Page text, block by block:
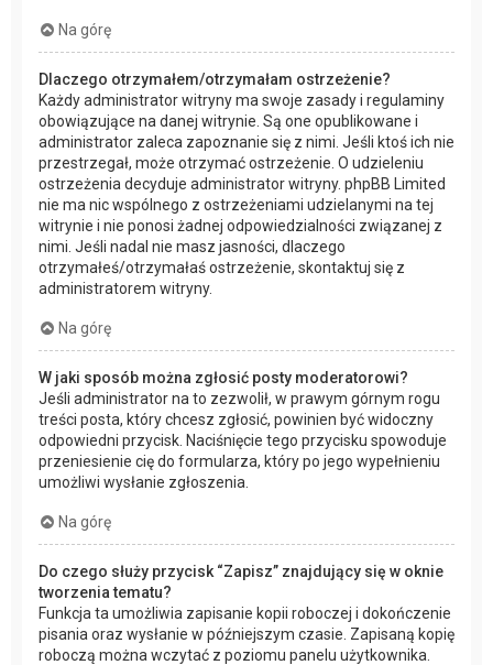
Na górę
Dlaczego otrzymałem/otrzymałam ostrzeżenie?
Każdy administrator witryny ma swoje zasady i regulaminy
obowiązujące na danej witrynie. Są one opublikowane i
administrator zaleca zapoznanie się z nimi. Jeśli ktoś ich nie
przestrzegał, może otrzymać ostrzeżenie. O udzieleniu
ostrzeżenia decyduje administrator witryny. phpBB Limited
nie ma nic wspólnego z ostrzeżeniami udzielanymi na tej
witrynie i nie ponosi żadnej odpowiedzialności związanej z
nimi. Jeśli nadal nie masz jasności, dlaczego
otrzymałeś/otrzymałaś ostrzeżenie, skontaktuj się z
administratorem witryny.
Na górę
W jaki sposób można zgłosić posty moderatorowi?
Jeśli administrator na to zezwolił, w prawym górnym rogu
treści posta, który chcesz zgłosić, powinien być widoczny
odpowiedni przycisk. Naciśnięcie tego przycisku spowoduje
przeniesienie cię do formularza, który po jego wypełnieniu
umożliwi wysłanie zgłoszenia.
Na górę
Do czego służy przycisk “Zapisz” znajdujący się w oknie
tworzenia tematu?
Funkcja ta umożliwia zapisanie kopii roboczej i dokończenie
pisania oraz wysłanie w późniejszym czasie. Zapisaną kopię
roboczą można wczytać z poziomu panelu użytkownika.